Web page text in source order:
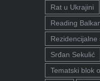
Rat u Ukrajini
Reading
Rezidencijalne
Srđan Sekulić
Tematski blok